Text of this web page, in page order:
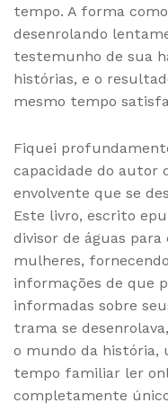
tempo. A forma
desenrolando
testemunho de sua
histórias, e o
mesmo tempo
Fiquei
capacidade do autor
envolvente que se
Este livro, escrito
divisor de águas
mulheres,
informações de que
informadas sobre
trama se
o mundo da história,
tempo familiar ler
completamente